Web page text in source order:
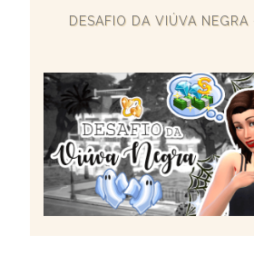
DESAFIO DA VIÚVA